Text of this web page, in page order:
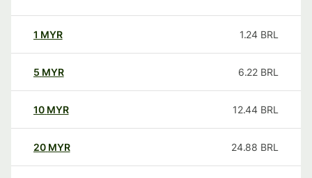
1 MYR 1.24 BRL
5 MYR 6.22 BRL
10 MYR 12.44 BRL
20 MYR 24.88 BRL